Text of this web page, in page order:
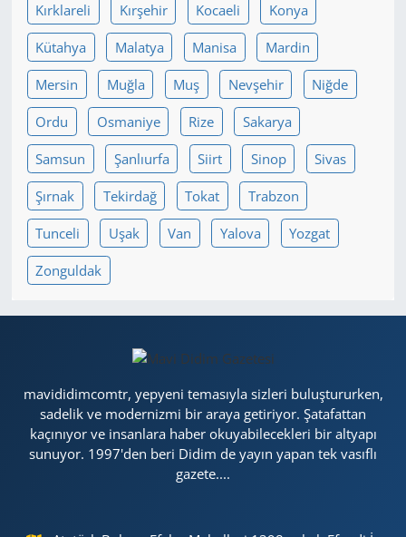
Kırklareli Kırşehir Kocaeli Konya
Kütahya Malatya Manisa Mardin
Mersin Muğla Muş Nevşehir Niğde
Ordu Osmaniye Rize Sakarya
Samsun Şanlıurfa Siirt Sinop Sivas
Şırnak Tekirdağ Tokat Trabzon
Tunceli Uşak Van Yalova Yozgat
Zonguldak
mavididimcomtr, yepyeni temasıyla sizleri buluştururken,
sadelik ve modernizmi bir araya getiriyor. Şatafattan
kaçınıyor ve insanlara haber okuyabilecekleri bir altyapı
sunuyor. 1997'den beri Didim de yayın yapan tek vasıflı
gazete....